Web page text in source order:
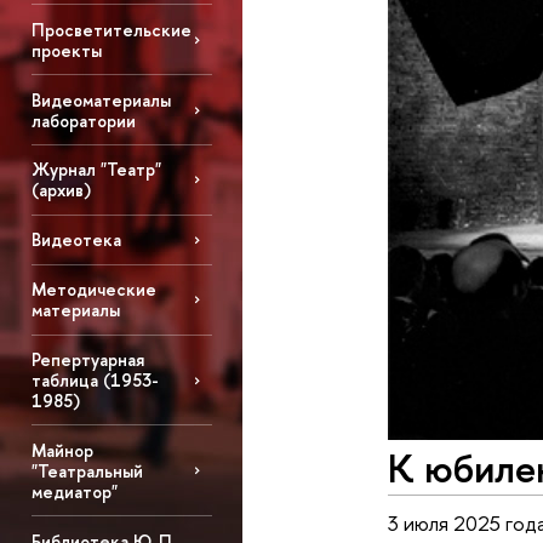
Просветительские
проекты
Видеоматериалы
лаборатории
Журнал "Театр"
(архив)
Видеотека
Методические
материалы
Репертуарная
таблица (1953-
1985)
Майнор
"Театральный
медиатор"
К
3 июля 2025